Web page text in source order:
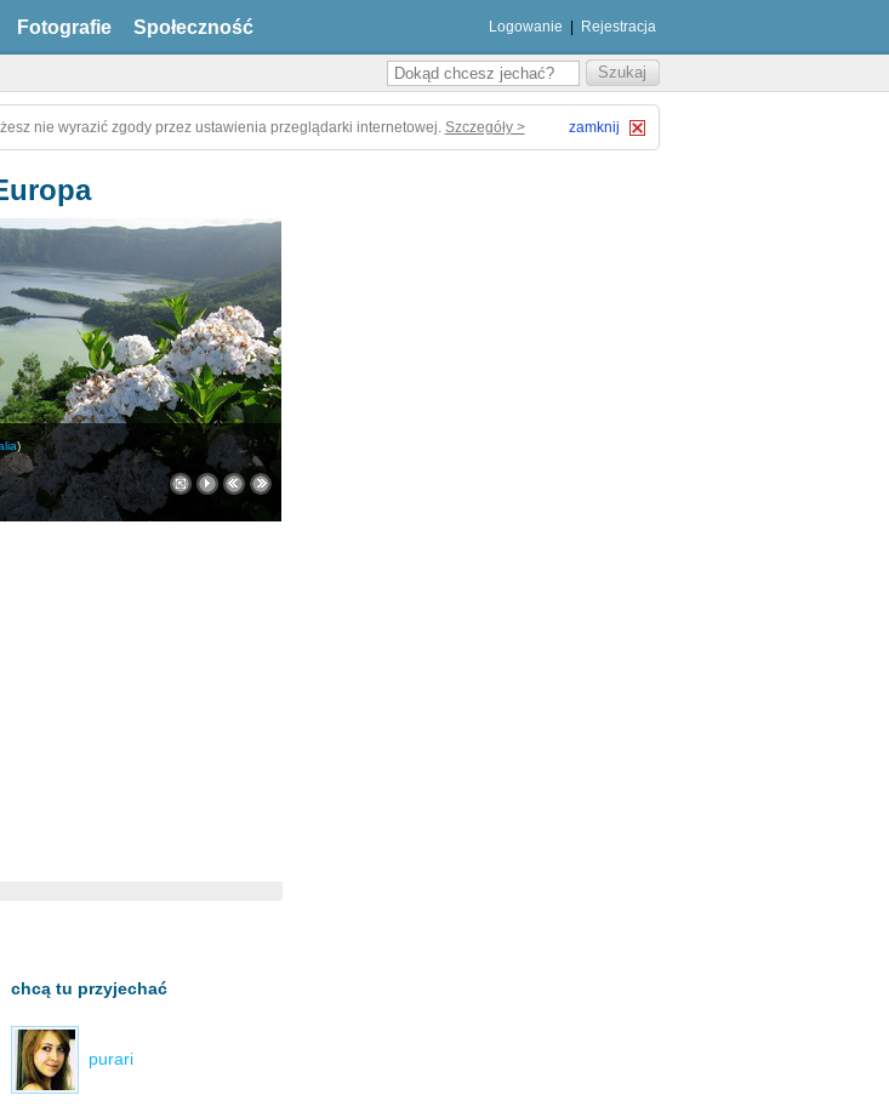
Fotografie Społeczność Logowanie Rejestracja
nie wyrazić zgody przez ustawienia przeglądarki internetowej. Szczegóły > zamknij
)
chcą tu przyjechać
purari